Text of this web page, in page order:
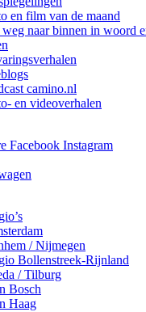
en film van de maand
naar binnen in woord
camino.nl
en videoverhalen
Facebook Instagram
/ Nijmegen
Bollenstreek-Rijnland
/ Tilburg
Bosch
Haag